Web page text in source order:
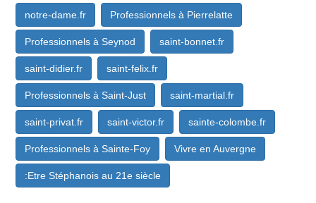
notre-dame.fr Professionnels à Pierrelatte
Professionnels à Seynod saint-bonnet.fr
saint-didier.fr saint-felix.fr
Professionnels à Saint-Just saint-martial.fr
saint-privat.fr saint-victor.fr sainte-colombe.fr
Professionnels à Sainte-Foy Vivre en Auvergne
:Etre Stéphanois au 21e siècle